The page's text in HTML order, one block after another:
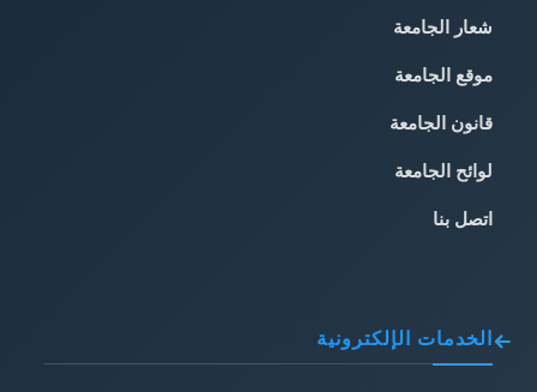
شعار الجامعة
موقع الجامعة
قانون الجامعة
لوائح الجامعة
اتصل بنا
الخدمات الإلكترونية